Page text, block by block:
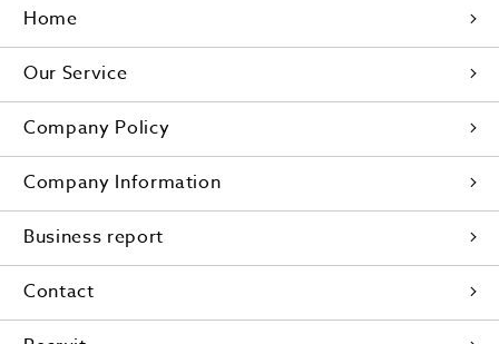
Home
Our Service
Company Policy
Company Information
Business report
Contact